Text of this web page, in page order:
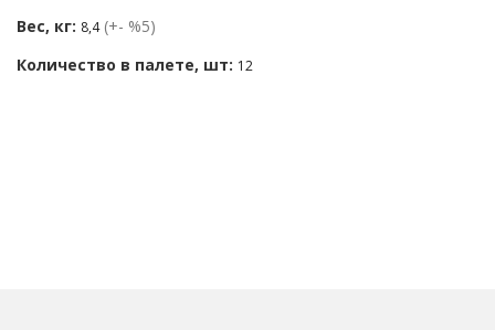
Вес, кг: 8,4(+- %5)
Количество в палете, шт: 12